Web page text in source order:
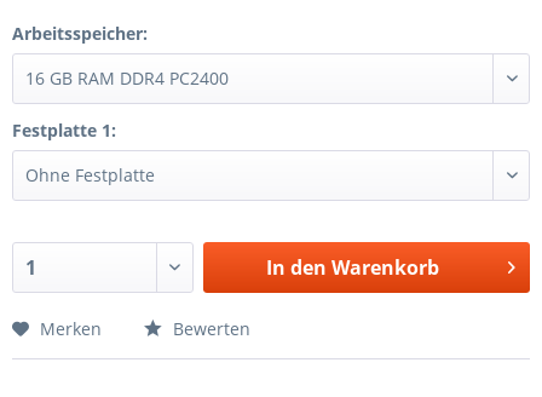
Arbeitsspeicher:
Festplatte 1:
In den Warenkorb
Merken Bewerten